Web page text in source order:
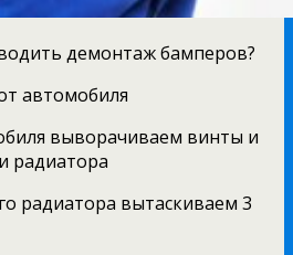
демонтаж бамперов?
автомобиля
выворачиваем винты и
радиатора
радиатора вытаскиваем 3